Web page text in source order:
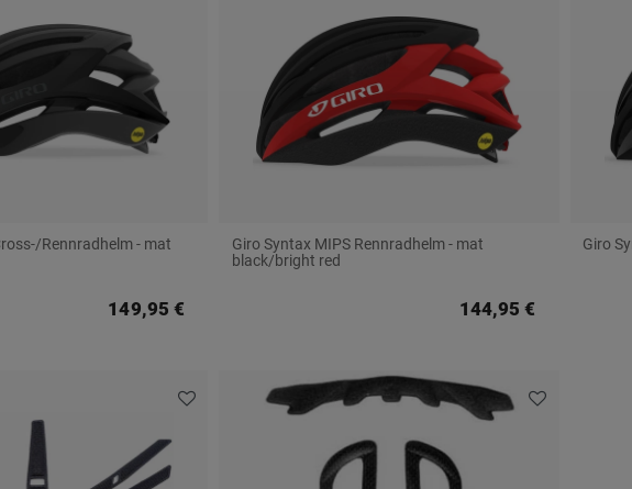
Rennradhelm - mat
149,95 €
Giro Syntax MIPS Rennradhelm - mat
black/bright red
144,95 €
Giro